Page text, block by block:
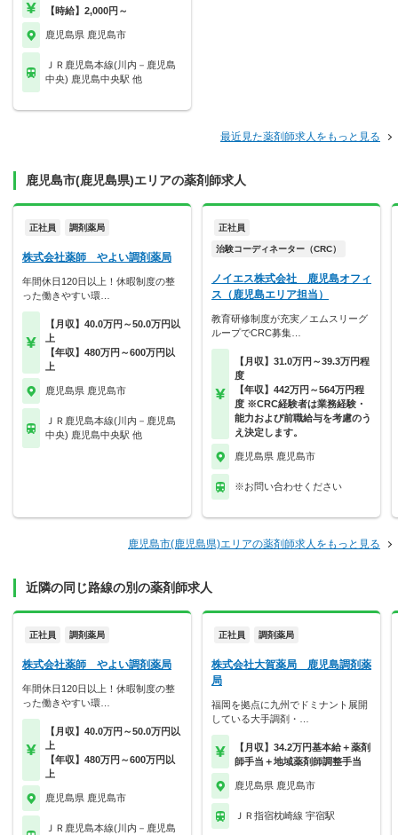
【時給】2,000円～
鹿児島県 鹿児島市
ＪＲ鹿児島本線(川内－鹿児島
中央) 鹿児島中央駅 他
最近見た薬剤師求人をもっと見る
鹿児島市(鹿児島県)エリアの薬剤師求人
正社員 調剤薬局
株式会社薬師 やよい調剤薬局
年間休日120日以上！休暇制度の整
った働きやすい環…
【月収】40.0万円～50.0万円以
上
【年収】480万円～600万円以
上
鹿児島県 鹿児島市
ＪＲ鹿児島本線(川内－鹿児島
中央) 鹿児島中央駅 他
正社員
治験コーディネーター（CRC）
ノイエス株式会社 鹿児島オフィ
ス（鹿児島エリア担当）
教育研修制度が充実／エムスリーグ
ループでCRC募集…
【月収】31.0万円～39.3万円程
度
【年収】442万円～564万円程
度 ※CRC経験者は業務経験・
能力および前職給与を考慮のう
え決定します。
鹿児島県 鹿児島市
※お問い合わせください
鹿児島市(鹿児島県)エリアの薬剤師求人をもっと見る
近隣の同じ路線の別の薬剤師求人
正社員 調剤薬局
株式会社薬師 やよい調剤薬局
年間休日120日以上！休暇制度の整
った働きやすい環…
【月収】40.0万円～50.0万円以
上
【年収】480万円～600万円以
上
鹿児島県 鹿児島市
ＪＲ鹿児島本線(川内－鹿児島
正社員 調剤薬局
株式会社大賀薬局 鹿児島調剤薬
局
福岡を拠点に九州でドミナント展開
している大手調剤・…
【月収】34.2万円基本給＋薬剤
師手当＋地域薬剤師調整手当
鹿児島県 鹿児島市
ＪＲ指宿枕崎線 宇宿駅